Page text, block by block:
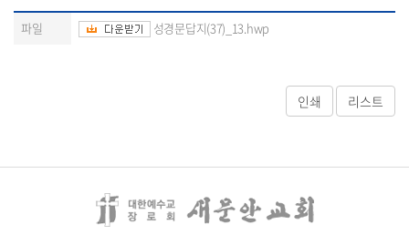
파일 성경문답지(37)_13.hwp